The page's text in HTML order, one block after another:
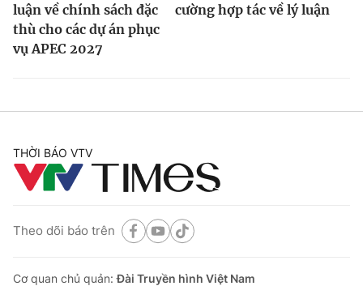
luận về chính sách đặc
thù cho các dự án phục
vụ APEC 2027
cường hợp tác về lý luận
THỜI BÁO VTV
Theo dõi báo trên
Cơ quan chủ quản:Đài Truyền hình Việt Nam